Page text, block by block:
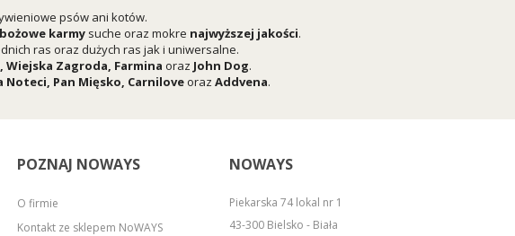
psów ani kotów.
karmy suche oraz mokre najwyższej jakości.
ras oraz dużych ras jak i uniwersalne.
, Wiejska Zagroda, Farmina oraz John Dog.
Noteci, Pan Mięsko, Carniloveoraz Addvena.
POZNAJ NOWAYS
O firmie
Kontakt ze sklepem NoWAYS
NOWAYS
Piekarska 74 lokal nr 1
43-300 Bielsko - Biała